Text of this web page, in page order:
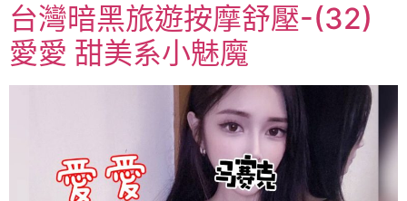
台灣暗黑旅遊按摩舒壓-(32)
愛愛 甜美系小魅魔